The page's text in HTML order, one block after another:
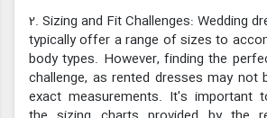
2. Sizing and Fit Challenges: Wedding
typically offer a range of sizes to
body types. However, finding the
challenge, as rented dresses may not
exact measurements. It's important